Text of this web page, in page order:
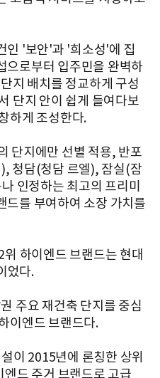
인 '보안'과 '희소성'에 집
으로부터 입주민을 완벽하
지 배치를 정교하게 구성
단지 안이 쉽게 들여다보
하게 조성한다.
단지에만 선별 적용, 반포
청담(청담 르엘), 잠실(잠
인정하는 최고의 프리미
드를 부여하여 소장 가치를
하이엔드 브랜드는 현대
었다.
주요 재건축 단지를 중심
이엔드 브랜드다.
이 2015년에 론칭한 상위
드 주거 브랜드로 고급